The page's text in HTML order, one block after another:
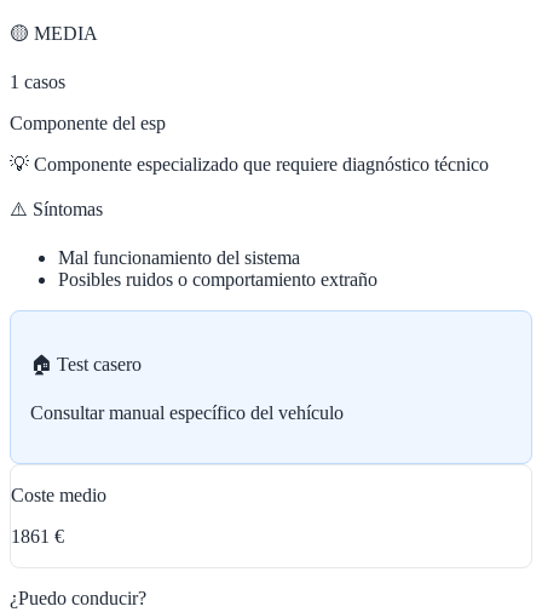
🟡 MEDIA
1 casos
Componente del esp
💡 Componente especializado que requiere diagnóstico técnico
⚠️ Síntomas
Mal funcionamiento del sistema
Posibles ruidos o comportamiento extraño
🏠 Test casero
Consultar manual específico del vehículo
Coste medio
1861 €
¿Puedo conducir?